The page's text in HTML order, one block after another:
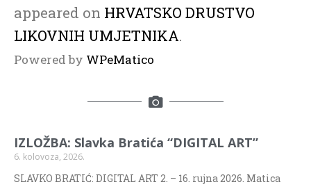
appeared on HRVATSKO DRUSTVO
LIKOVNIH UMJETNIKA.
Powered by WPeMatico
IZLOŽBA: Slavka Bratića “DIGITAL ART”
6. kolovoza, 2026.
SLAVKO BRATIĆ: DIGITAL ART 2. – 16. rujna 2026. Matica